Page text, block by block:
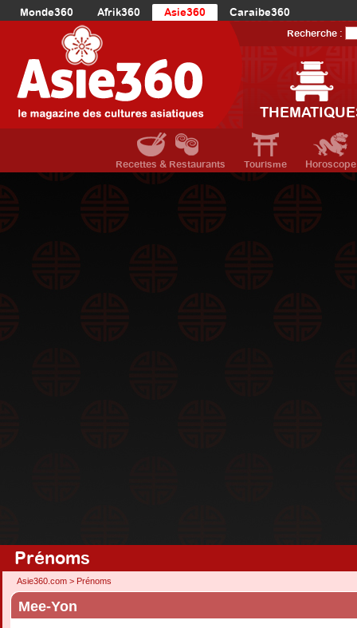
Monde360 Afrik360 Asie360
Caraibe360
Europe360
AmériqueDuNord360
Océanie360
Recherche :
Recettes & Restaurants Tourisme Horoscope
Prénoms
Asie360.com > Prénoms
Mee-Yon